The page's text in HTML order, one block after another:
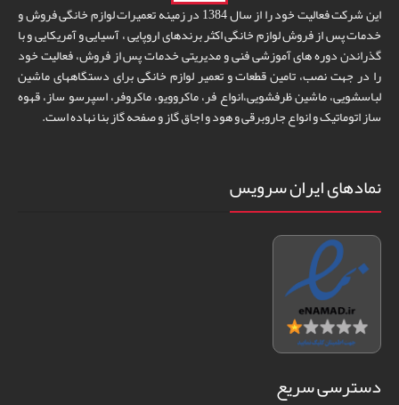
این شرکت فعالیت خود را از سال 1384 در زمینه تعمیرات لوازم خانگی فروش و
خدمات پس از فروش لوازم خانگی اکثر برندهای اروپایی ، آسیایی و آمریکایی و با
گذراندن دوره های آموزشی فنی و مدیریتی خدمات پس از فروش، فعالیت خود
را در جهت نصب، تامین قطعات و تعمیر لوازم خانگی برای دستگاههای ماشین
لباسشویی، ماشین ظرفشویی،انواع فر، ماکروویو، ماکروفر، اسپرسو ساز، قهوه
ساز اتوماتیک و انواع جاروبرقی و هود و اجاق گاز و صفحه گاز بنا نهاده است.
نمادهای ایران سرویس
دسترسی سریع